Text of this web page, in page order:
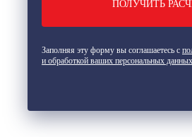
Заполняя эту форму вы соглашаетесь с
и обработкой ваших персональных данных